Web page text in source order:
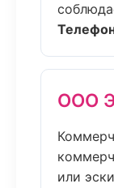
ООО
или